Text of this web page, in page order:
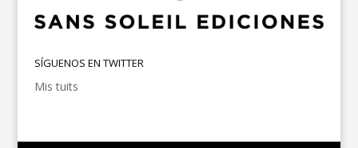
SÍGUENOS EN TWITTER
Mis tuits